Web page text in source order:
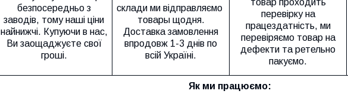
безпосередньо з
заводів, тому наші ціни
найнижчі. Купуючи в нас,
Ви заощаджуєте свої
гроші.
склади ми відправляємо
товары щодня.
Доставка замовлення
впродовж 1-3 днів по
всій Україні.
перевірку на
працездатність, ми
перевіряємо товар на
дефекти та ретельно
пакуємо.
Як ми працюємо: